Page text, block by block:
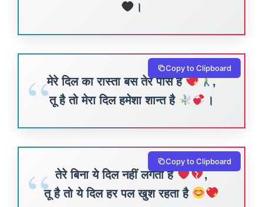
।
मेरे दिल का रास्ता बस तेरे पास है
,
तू है तो मेरा दिल हमेशा शान्त है
।
Copy to Clipboard
तेरे बिना ये दिल नहीं लगता है
,
तू है तो ये दिल हर पल खुश रहता है
Copy to Clipboard